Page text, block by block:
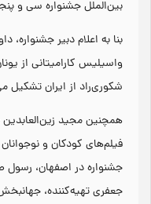
بین‌الملل جشنواره سی و
بنا به اعلام دبیر جشنواره،
واسیلیس کارامیتانی از
شکوری‌راد از ایران تشکیل
همچنین مجید
جشنواره در اصفهان، رسول
جعفری تهیه‌کننده، جهانبخش